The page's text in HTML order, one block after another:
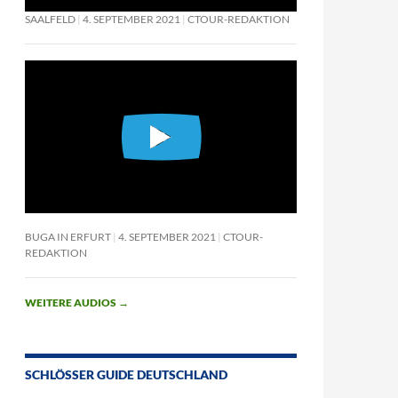
SAALFELD 4. SEPTEMBER 2021 CTOUR-REDAKTION
BUGA IN ERFURT 4. SEPTEMBER 2021
CTOUR-
REDAKTION
WEITERE AUDIOS →
SCHLÖSSER GUIDE DEUTSCHLAND